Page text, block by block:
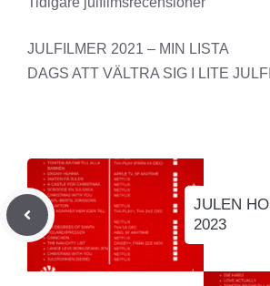
JULFILMER 2021 – MIN LISTA
DAGS ATT VÄLTRA SIG I LITE
JULEN
2023